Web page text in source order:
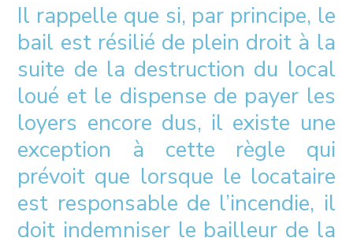
Il rappelle que si, par principe, le
bail est résilié de plein droit à la
suite de la destruction du local
loué et le dispense de payer les
loyers encore dus, il existe une
exception à cette règle qui
prévoit que lorsque le locataire
est responsable de l’incendie, il
doit indemniser le bailleur de la